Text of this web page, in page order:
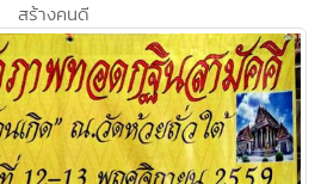
สร้างคนดี